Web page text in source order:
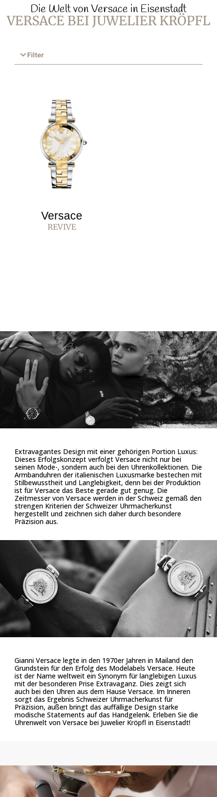
Die Welt von Versace in Eisenstadt
VERSACE BEI JUWELIER KRÖPFL
Filter
Versace
REVIVE
Extravagantes Design mit einer gehörigen Portion Luxus:
Dieses Erfolgskonzept verfolgt Versace nicht nur bei
seinen Mode-, sondern auch bei den Uhrenkollektionen. Die
Armbanduhren der italienischen Luxusmarke bestechen mit
Stilbewusstheit und Langlebigkeit, denn bei der Produktion
ist für Versace das Beste gerade gut genug. Die
Zeitmesser von Versace werden in der Schweiz gemäß den
strengen Kriterien der Schweizer Uhrmacherkunst
hergestellt und zeichnen sich daher durch besondere
Präzision aus.
Gianni Versace legte in den 1970er Jahren in Mailand den
Grundstein für den Erfolg des Modelabels Versace. Heute
ist der Name weltweit ein Synonym für langlebigen Luxus
mit der besonderen Prise Extravaganz. Dies zeigt sich
auch bei den Uhren aus dem Hause Versace. Im Inneren
sorgt das Ergebnis Schweizer Uhrmacherkunst für
Präzision, außen bringt das auffällige Design starke
modische Statements auf das Handgelenk. Erleben Sie die
Uhrenwelt von Versace bei Juwelier Kröpfl in Eisenstadt!